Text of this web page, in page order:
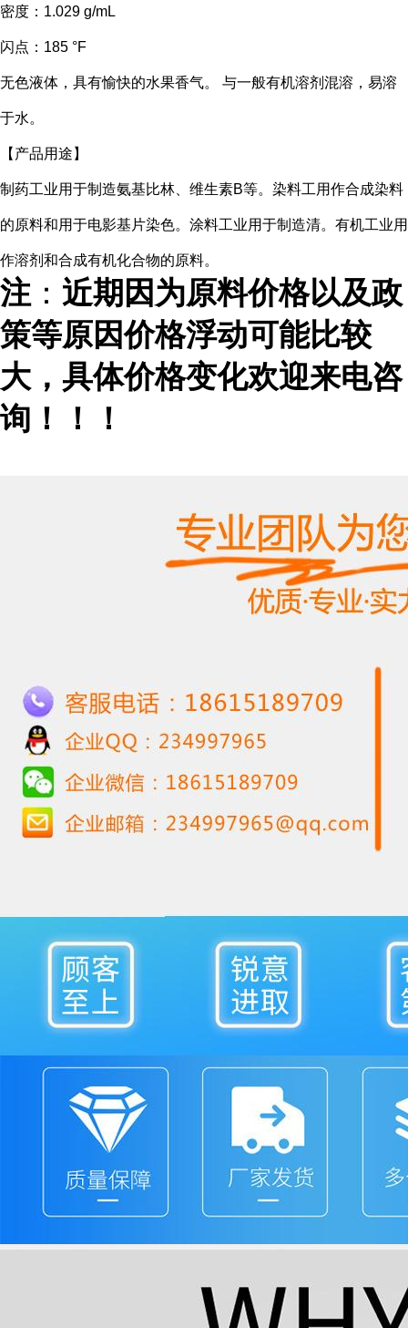
密度： 1.029 g/mL
闪点： 185 °F
无色液体，具有愉快的水果香气。 与一般有机溶剂混溶，易溶
于水。
【产品用途】
制药工业用于制造氨基比林、维生素B等。染料工用作合成染料
的原料和用于电影基片染色。涂料工业用于制造清。有机工业用
作溶剂和合成有机化合物的原料。
注 ： 近期因为原料价格以及政
策等原因价格浮动可能比较
大，具体价格变化欢迎来电咨
询！！！